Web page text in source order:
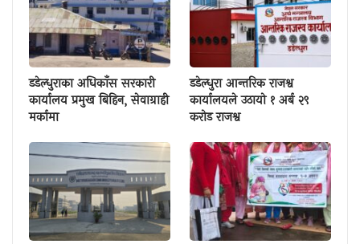
डडेल्धुराका अधिकाँस सरकारी
कार्यालय प्रमुख बिहिन, सेवाग्राही
मर्कामा
डडेल्धुरा आन्तरिक राजश्व
कार्यालयले उठायो १ अर्ब २९
करोड राजश्व